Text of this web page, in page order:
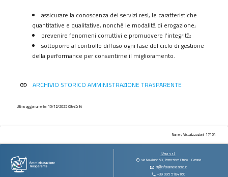
contratti
contributi
vantaggi
immobili
e
assicurare la conoscenza dei servizi resi, le caratteristiche
quantitative e qualitative, nonché le modalità di erogazione;
prevenire fenomeni corruttivi e promuovere l’integrità;
sottoporre al controllo diffuso ogni fase del ciclo di gestione
della performance per consentirne il miglioramento.
link ARCHIVIO STORICO AMMINISTRAZIONE TRASPARENTE
Ultimo aggiornamento: 15/12/2025 08:45:34
Numero Visualizzazioni: 17154
Sfera s.r.l.
via Novaluce 50, Tremestieri Etneo - Catania
at@sferainnovazione.it
+39 095 5184160